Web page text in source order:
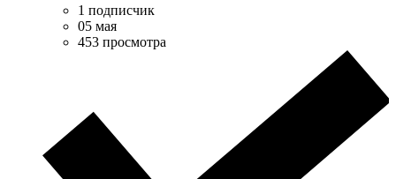
1 подписчик
05 мая
453 просмотра